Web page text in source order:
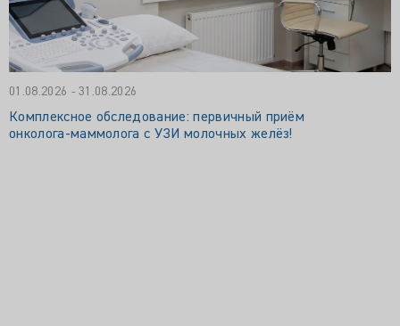
01.08.2026 - 31.08.2026
Комплексное обследование: первичный приём
онколога‑маммолога с УЗИ молочных желёз!